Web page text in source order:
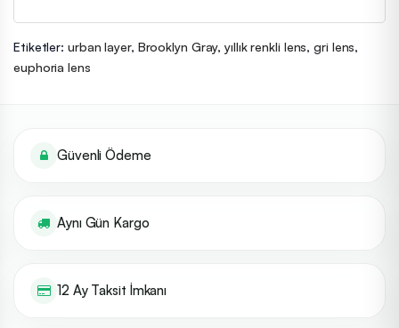
Etiketler: urban layer, Brooklyn Gray,yıllık renkli lens,gri lens,
euphoria lens
Güvenli Ödeme
Aynı Gün Kargo
12 Ay Taksit İmkanı